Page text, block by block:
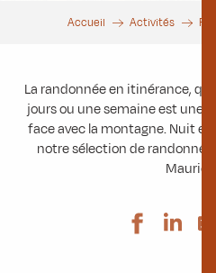
Accueil Activités
La randonnée en itinérance,
jours ou une semaine est une
face avec la montagne. Nuit
notre sélection de